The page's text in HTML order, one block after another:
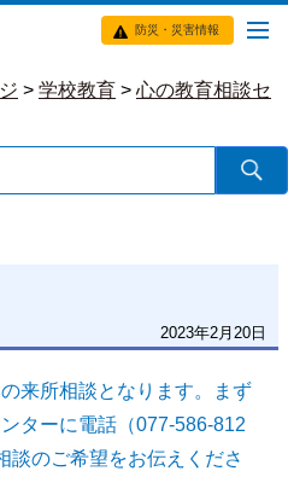
防災・災害情報
> 学校教育 > 心の教育相談セ
2023年2月20日
来所相談となります。まず
ターに電話（077-586-812
談のご希望をお伝えくださ